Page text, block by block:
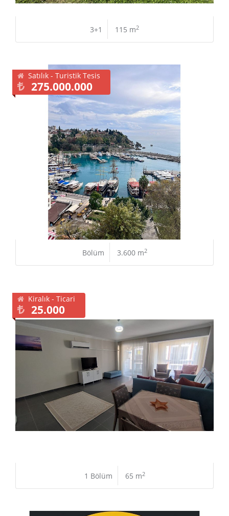
3+1 115 m2
Satılık - Turistik Tesis
275.000.000
Bölüm 3.600 m2
Kiralık - Ticari
25.000
1 Bölüm 65 m2